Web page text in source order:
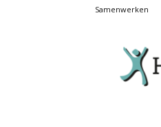
Samenwerken